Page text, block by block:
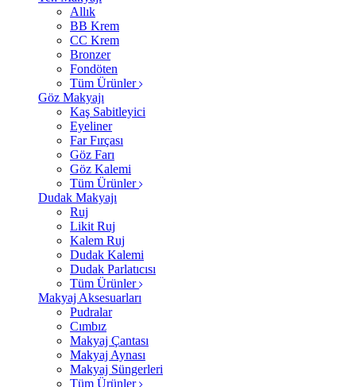
Allık
BB Krem
CC Krem
Bronzer
Fondöten
Tüm Ürünler
Göz Makyajı
Kaş Sabitleyici
Eyeliner
Far Fırçası
Göz Farı
Göz Kalemi
Tüm Ürünler
Dudak Makyajı
Ruj
Likit Ruj
Kalem Ruj
Dudak Kalemi
Dudak Parlatıcısı
Tüm Ürünler
Makyaj Aksesuarları
Pudralar
Cımbız
Makyaj Çantası
Makyaj Aynası
Makyaj Süngerleri
Tüm Ürünler